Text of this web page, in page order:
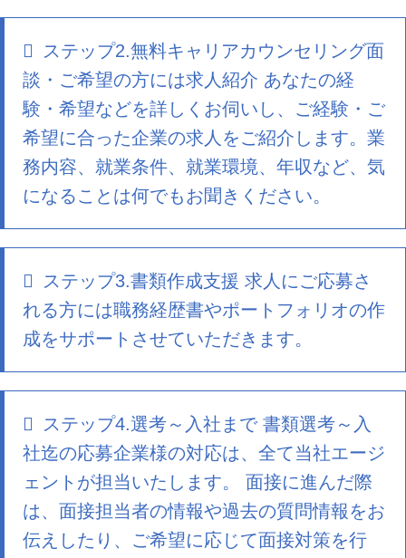
ステップ2.無料キャリアカウンセリング面
談・ご希望の方には求人紹介 あなたの経
験・希望などを詳しくお伺いし、ご経験・ご
希望に合った企業の求人をご紹介します。業
務内容、就業条件、就業環境、年収など、気
になることは何でもお聞きください。
ステップ3.書類作成支援 求人にご応募さ
れる方には職務経歴書やポートフォリオの作
成をサポートさせていただきます。
ステップ4.選考～入社まで 書類選考～入
社迄の応募企業様の対応は、全て当社エージ
ェントが担当いたします。 面接に進んだ際
は、面接担当者の情報や過去の質問情報をお
伝えしたり、ご希望に応じて面接対策を行